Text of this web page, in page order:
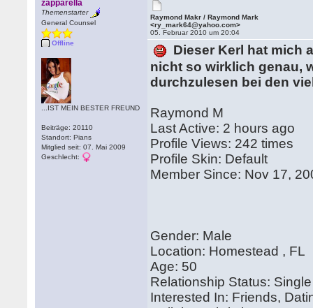
zapparella
Themenstarter
General Counsel
Offline
...IST MEIN BESTER FREUND
Beiträge: 20110
Standort: Pians
Mitglied seit: 07. Mai 2009
Geschlecht:
Raymond Makr / Raymond Mark
<ry_mark64@yahoo.com>
05. Februar 2010 um 20:04
Dieser Kerl hat mich
nicht so wirklich genau,
durchzulesen bei den
Raymond M
Last Active: 2 hours ago
Profile Views: 242 times
Profile Skin: Default
Member Since: Nov 17,
Gender: Male
Location: Homestead , FL
Age: 50
Relationship Status: Single
Interested In: Friends,